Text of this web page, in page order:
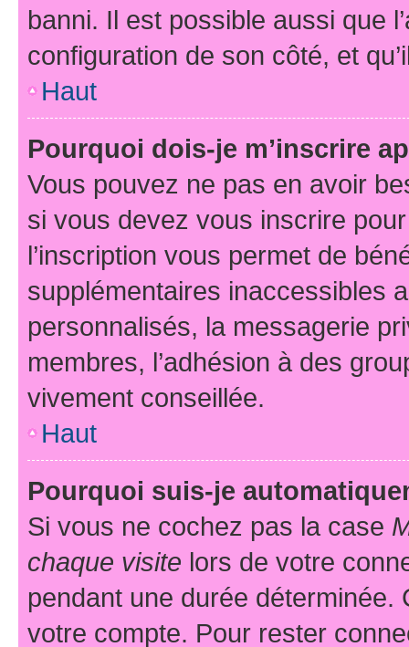
banni. Il est possible aussi que
configuration de son côté, et
Haut
Pourquoi dois-je m’inscrire
Vous pouvez ne pas en avoir
si vous devez vous inscrire
l’inscription vous permet de
supplémentaires inaccessibles
personnalisés, la messagerie
membres, l’adhésion à des
vivement conseillée.
Haut
Pourquoi suis-je
Si vous ne cochez pas la case
chaque visite lors de votre
pendant une durée déterminée.
votre compte. Pour rester